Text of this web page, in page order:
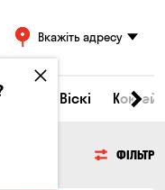
Вкажіть адресу
Віскі
ФІЛЬТР